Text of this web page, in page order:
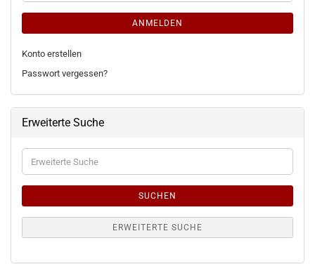
ANMELDEN
Konto erstellen
Passwort vergessen?
Erweiterte Suche
Erweiterte
Suche
SUCHEN
ERWEITERTE SUCHE